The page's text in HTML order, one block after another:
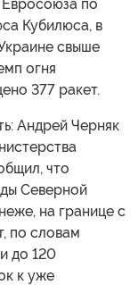
по
Кубилюса, в
свыше
огня
377 ракет.
Андрей Черняк
что
Северной
на границе с
по словам
до 120
к уже